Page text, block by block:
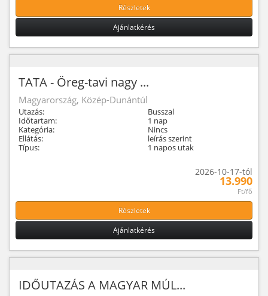
Részletek
Ajánlatkérés
TATA - Öreg-tavi nagy ...
Magyarország, Közép-Dunántúl
Utazás:
Busszal
Időtartam:
1 nap
Kategória:
Nincs
Ellátás:
leírás szerint
Típus:
1 napos utak
2026-10-17-tól
13.990
Ft/fő
Részletek
Ajánlatkérés
IDŐUTAZÁS A MAGYAR MÚL...